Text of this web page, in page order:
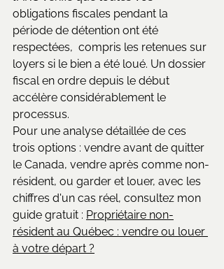
obligations fiscales pendant la
période de détention ont été
respectées,  compris les retenues sur
loyers si le bien a été loué. Un dossier
fiscal en ordre depuis le début
accélère considérablement le
processus.
Pour une analyse détaillée de ces
trois options : vendre avant de quitter
le Canada, vendre après comme non-
résident, ou garder et louer, avec les
chiffres d'un cas réel, consultez mon
guide gratuit : Propriétaire non-
résident au Québec : vendre ou louer
à votre départ ?